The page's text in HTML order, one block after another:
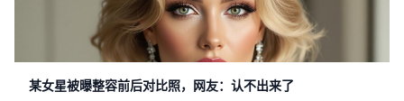
某女星被曝整容前后对比照，网友：认不出来了